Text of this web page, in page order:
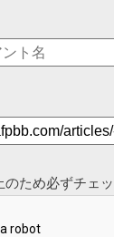
のため必ずチェ